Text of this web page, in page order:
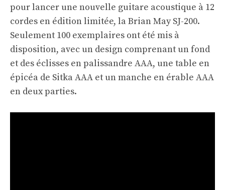
pour lancer une nouvelle guitare acoustique à 12
cordes en édition limitée, la Brian May SJ-200.
Seulement 100 exemplaires ont été mis à
disposition, avec un design comprenant un fond
et des éclisses en palissandre AAA, une table en
épicéa de Sitka AAA et un manche en érable AAA
en deux parties.